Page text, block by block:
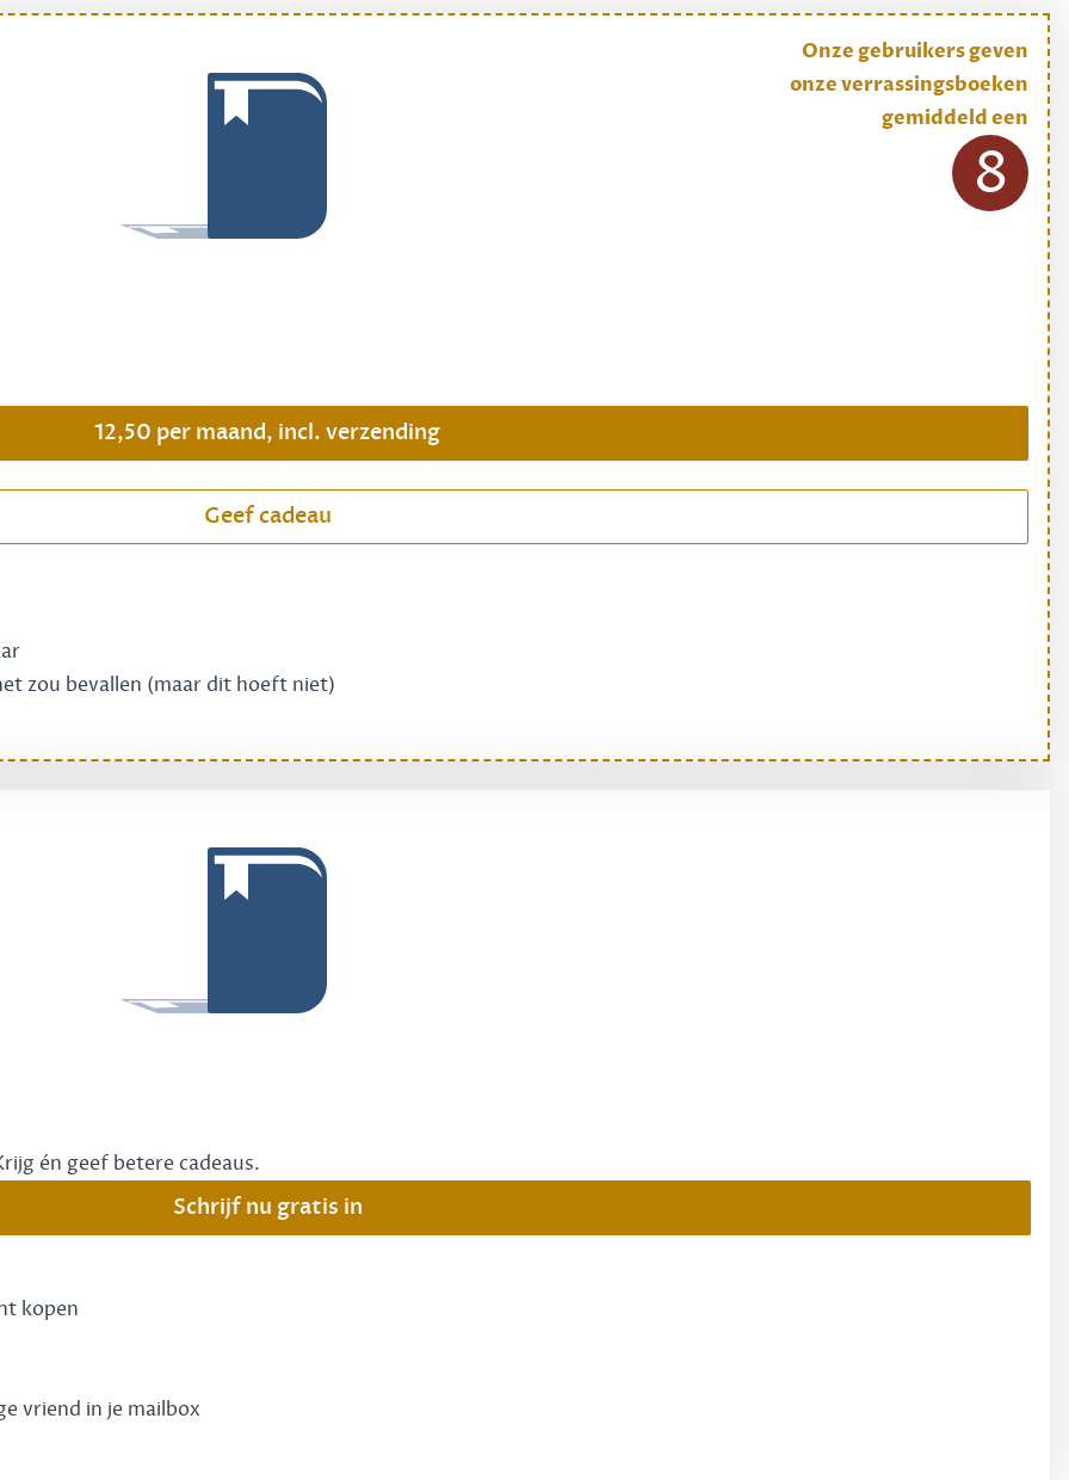
12,50 per maand, incl. verzending
Geef cadeau
zou bevallen (maar dit hoeft niet)
Onze gebruikers geven
onze verrassingsboeken
gemiddeld een
8
én geef betere cadeaus.
Schrijf nu gratis in
kopen
vriend in je mailbox